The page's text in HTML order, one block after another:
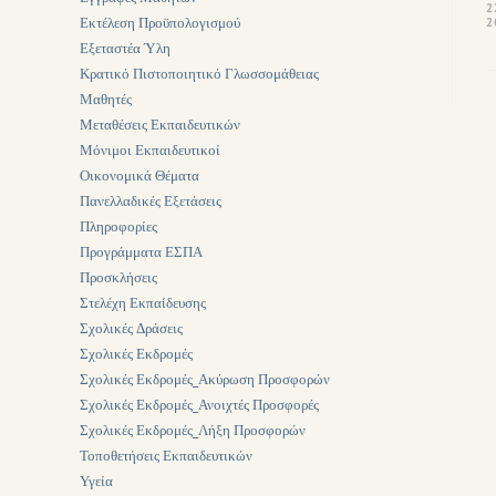
Εκτέλεση Προϋπολογισμού
Εξεταστέα Ύλη
Κρατικό Πιστοποιητικό Γλωσσομάθειας
Μαθητές
Μεταθέσεις Εκπαιδευτικών
Μόνιμοι Εκπαιδευτικοί
Οικονομικά Θέματα
Πανελλαδικές Εξετάσεις
Πληροφορίες
Προγράμματα ΕΣΠΑ
Προσκλήσεις
Στελέχη Εκπαίδευσης
Σχολικές Δράσεις
Σχολικές Εκδρομές
Σχολικές Εκδρομές_Ακύρωση Προσφορών
Σχολικές Εκδρομές_Ανοιχτές Προσφορές
Σχολικές Εκδρομές_Λήξη Προσφορών
Τοποθετήσεις Εκπαιδευτικών
Υγεία